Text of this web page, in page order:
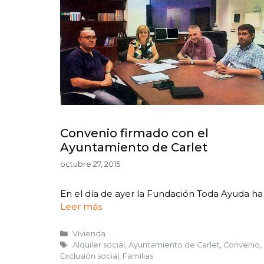
Convenio firmado con el
Ayuntamiento de Carlet
octubre 27, 2015
En el día de ayer la Fundación Toda Ayuda
Leer más
Vivienda
Alquiler social , Ayuntamiento de Carlet, Convenio,
Exclusión social , Familias